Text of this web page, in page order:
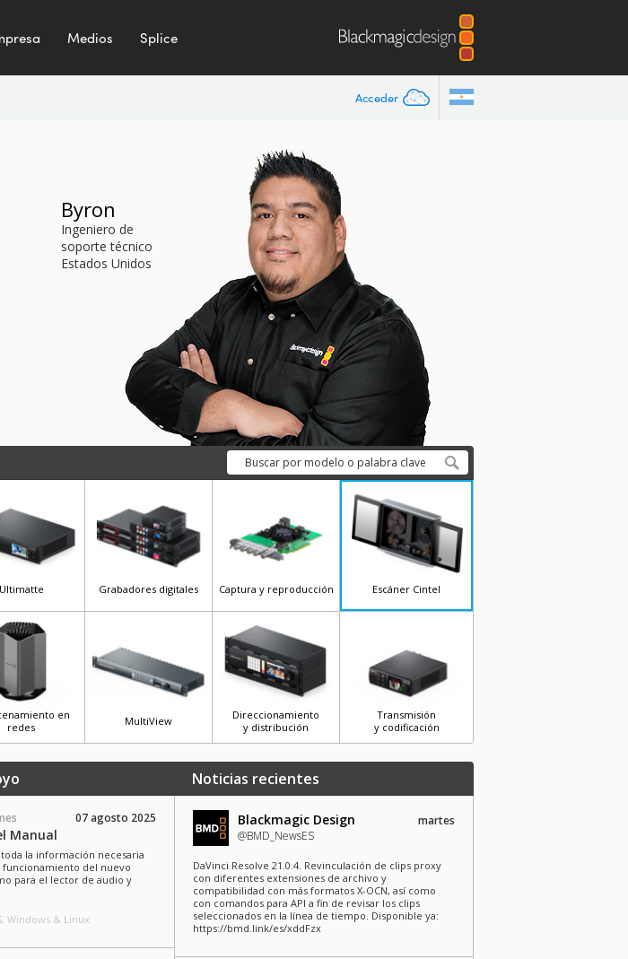
Medios Splice
Acceder
Byron
Ingeniero de
soporte técnico
Estados Unidos
Ultimatte Grabadores digitales Captura y reproducción Escáner Cintel
en
redes
MultiView
Direccionamiento
y distribución
Transmisión
y codificación
Noticias recientes
07 agosto 2025
Manual
la información necesaria
funcionamiento del nuevo
para el lector de audio y
Windows & Linux
Blackmagic Design
@BMD_NewsES
martes
DaVinci Resolve 21.0.4. Revinculación de clips proxy
con diferentes extensiones de archivo y
compatibilidad con más formatos X-OCN, así como
con comandos para API a fin de revisar los clips
seleccionados en la línea de tiempo. Disponible ya:
https://bmd.link/es/xddFzx